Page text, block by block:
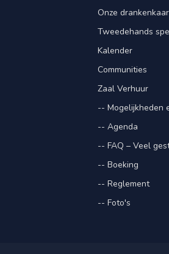
Onze
Tweedehands
Kalender
Communities
Zaal Verhuur
-- Mogelijkheden
-- Agenda
-- FAQ – Veel
-- Boeking
-- Reglement
-- Foto's